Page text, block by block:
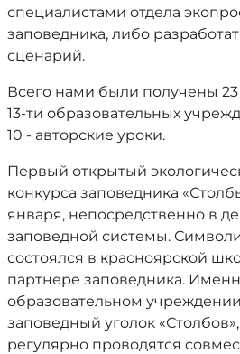
специалистами отдела
заповедника, либо
сценарий.
Всего нами были получены 23
13-ти образовательных
10 - авторские уроки.
Первый открытый
конкурса заповедника
января, непосредственно в
заповедной системы.
состоялся в красноярской
партнере заповедника.
образовательном
заповедный уголок
регулярно проводятся